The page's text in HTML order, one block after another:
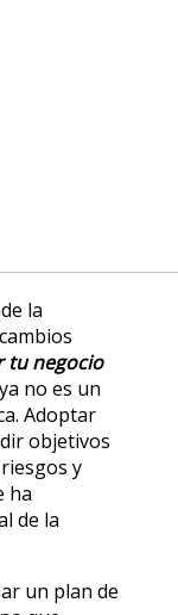
la
tu negocio
no es un
Adoptar
objetivos
y
ha
de la
un plan de